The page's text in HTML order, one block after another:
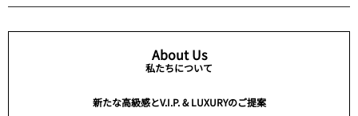
About Us
私たちについて
新たな高級感とV.I.P. & LUXURYのご提案